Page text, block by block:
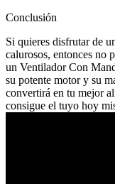
Conclusión
Si quieres disfrutar de
calurosos, entonces no
un Ventilador Con
su potente motor y su
convertirá en tu mejor
consigue el tuyo hoy